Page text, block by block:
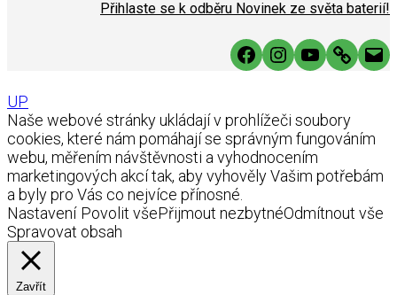
Přihlaste se k odběru Novinek ze světa baterií!
Facebook
Instagram
YouTube
Link
UP
Naše webové stránky ukládají v prohlížeči soubory
cookies, které nám pomáhají se správným fungováním
webu, měřením návštěvnosti a vyhodnocením
marketingových akcí tak, aby vyhověly Vašim potřebám
a byly pro Vás co nejvíce přínosné.
Nastavení Povolit všePřijmout nezbytnéOdmítnout vše
Spravovat obsah
Zavřít